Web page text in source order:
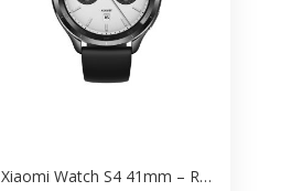
Xiaomi Watch S4 41mm – Reloj Inteligente con Correa Fluororubber Negra